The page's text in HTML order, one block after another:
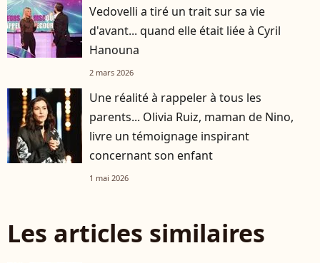
Vedovelli a tiré un trait sur sa vie
d'avant... quand elle était liée à Cyril
Hanouna
2 mars 2026
Une réalité à rappeler à tous les
parents... Olivia Ruiz, maman de Nino,
livre un témoignage inspirant
concernant son enfant
1 mai 2026
Les articles similaires